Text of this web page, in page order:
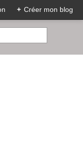
+ Créer mon blog